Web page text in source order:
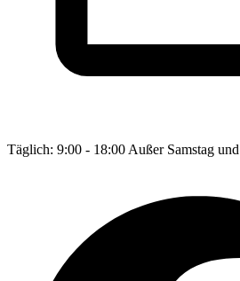
Täglich: 9:00 - 18:00 Außer Samstag